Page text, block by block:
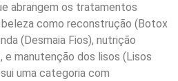
abrangem os tratamentos
como reconstrução (Botox
(Desmaia Fios), nutrição
e manutenção dos lisos (Lisos
uma categoria com